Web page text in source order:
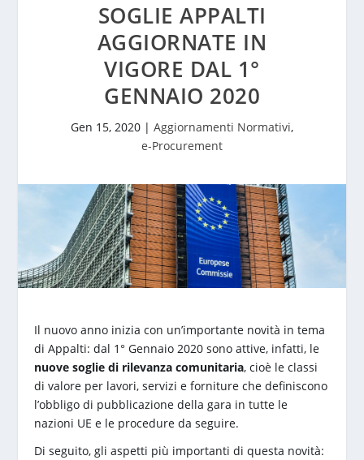
SOGLIE APPALTI
AGGIORNATE IN
VIGORE DAL 1°
GENNAIO 2020
Gen 15, 2020 | Aggiornamenti Normativi,
e-Procurement
Il nuovo anno inizia con un’importante novità in tema
di Appalti: dal 1° Gennaio 2020 sono attive, infatti, le
nuove soglie di rilevanza comunitaria, cioè le classi
di valore per lavori, servizi e forniture che definiscono
l’obbligo di pubblicazione della gara in tutte le
nazioni UE e le procedure da seguire.
Di seguito, gli aspetti più importanti di questa novità: